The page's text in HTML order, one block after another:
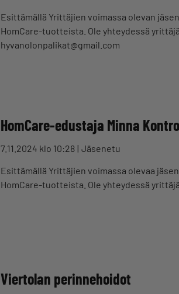
Esittämällä Yrittäjien voimassa olevan
HomCare-tuotteista. Ole yhteydessä
hyvanolonpalikat@gmail.com
HomCare-edustaja Minna
7.11.2024 klo 10:28 Jäsenetu
Esittämällä Yrittäjien voimassa olevaa
HomCare-tuotteista. Ole yhteydessä
Viertolan perinnehoidot